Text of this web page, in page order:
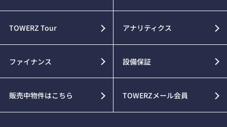
TOWERZ Tour アナリティクス
ファイナンス 設備保証
販売中物件はこちら TOWERZメール会員